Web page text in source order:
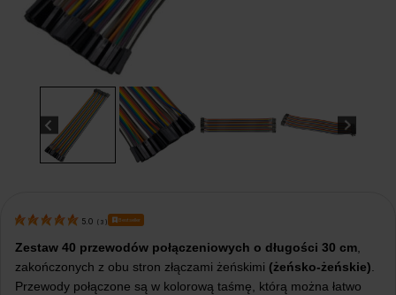
5.0 ( 3 ) Bestseller
Zestaw 40 przewodów połączeniowych o długości 30 cm
zakończonych z obu stron złączami żeńskimi (żeńsko-żeńskie)
Przewody połączone są w kolorową taśmę, którą można łatwo